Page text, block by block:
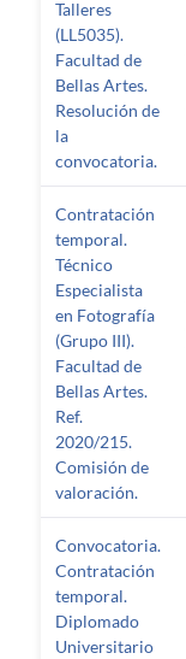
Talleres
(LL5035).
Facultad de
Bellas Artes.
Resolución de
la
convocatoria.
Contratación
temporal.
Técnico
Especialista
en Fotografía
(Grupo III).
Facultad de
Bellas Artes.
Ref.
2020/215.
Comisión de
valoración.
Convocatoria.
Contratación
temporal.
Diplomado
Universitario